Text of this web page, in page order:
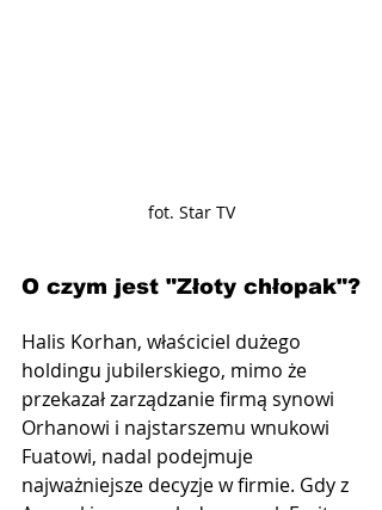
fot. Star TV
O czym jest "Złoty chłopak"?
Halis Korhan, właściciel dużego
holdingu jubilerskiego, mimo że
przekazał zarządzanie firmą synowi
Orhanowi i najstarszemu wnukowi
Fuatowi, nadal podejmuje
najważniejsze decyzje w firmie. Gdy z